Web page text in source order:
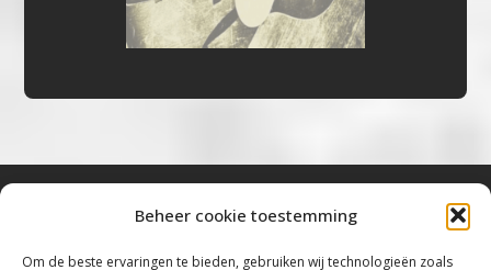
Beheer cookie toestemming
Om de beste ervaringen te bieden, gebruiken wij technologieën zoals